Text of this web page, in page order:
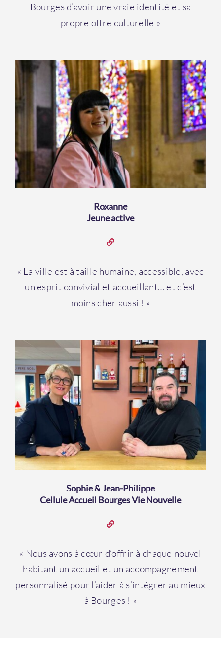
Bourges d’avoir une vraie identité et sa
propre offre culturelle »
Roxanne
Jeune active
« La ville est à taille humaine, accessible, avec
un esprit convivial et accueillant… et c’est
moins cher aussi ! »
Sophie & Jean-Philippe
Cellule Accueil Bourges Vie Nouvelle
« Nous avons à cœur d’offrir à chaque nouvel
habitant un accueil et un accompagnement
personnalisé pour l’aider à s’intégrer au mieux
à Bourges ! »
Bienvenue !
Contacter
territoire
Si vous avez déjà un